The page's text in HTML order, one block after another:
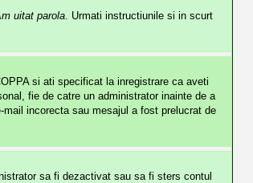
uitat parola. Urmati instructiunile si in scurt
si ati specificat la inregistrare ca aveti
fie de catre un administrator inainte de a
incorecta sau mesajul a fost prelucrat de
sa fi dezactivat sau sa fi sters contul